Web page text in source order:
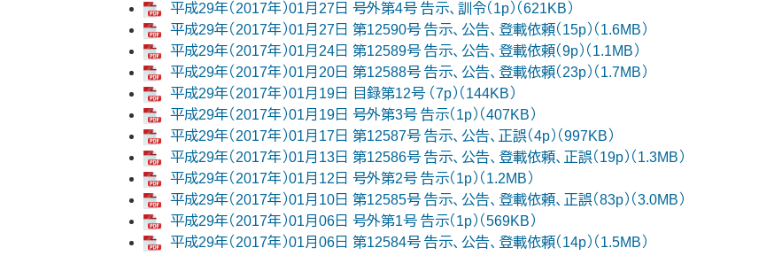
平成29年（2017年）01月27日 号外第4号 告示、訓令（1p）（621KB）
平成29年（2017年）01月27日 第12590号 告示、公告、登載依頼（15p）（1.6MB）
平成29年（2017年）01月24日 第12589号 告示、公告、登載依頼（9p）（1.1MB）
平成29年（2017年）01月20日 第12588号 告示、公告、登載依頼（23p）（1.7MB）
平成29年（2017年）01月19日 目録第12号 （7p）（144KB）
平成29年（2017年）01月19日 号外第3号 告示（1p）（407KB）
平成29年（2017年）01月17日 第12587号 告示、公告、正誤（4p）（997KB）
平成29年（2017年）01月13日 第12586号 告示、公告、登載依頼、正誤（19p）（1.3MB）
平成29年（2017年）01月12日 号外第2号 告示（1p）（1.2MB）
平成29年（2017年）01月10日 第12585号 告示、公告、登載依頼、正誤（83p）（3.0MB）
平成29年（2017年）01月06日 号外第1号 告示（1p）（569KB）
平成29年（2017年）01月06日 第12584号 告示、公告、登載依頼（14p）（1.5MB）